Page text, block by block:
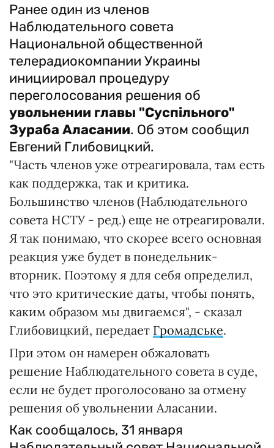
Ранее один из членов
Наблюдательного совета
Национальной общественной
телерадиокомпании Украины
инициировал процедуру
переголосования решения об
увольнении главы "Суспільного"
Зураба Аласании. Об этом сообщил
Евгений Глибовицкий.
"Часть членов уже отреагировала, там есть
как поддержка, так и критика.
Большинство членов (Наблюдательного
совета НСТУ - ред.) еще не отреагировали.
Я так понимаю, что скорее всего основная
реакция уже будет в понедельник-
вторник. Поэтому я для себя определил,
что это критические даты, чтобы понять,
каким образом мы двигаемся", - сказал
Глибовицкий, передает Громадське.
При этом он намерен обжаловать
решение Наблюдательного совета в суде,
если не будет проголосовано за отмену
решения об увольнении Аласании.
Как сообщалось, 31 января